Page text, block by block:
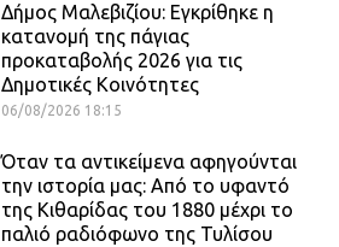
Δήμος Μαλεβιζίου: Εγκρίθηκε η
κατανομή της πάγιας
προκαταβολής 2026 για τις
Δημοτικές Κοινότητες
06/08/2026 18:15
Όταν τα αντικείμενα αφηγούνται
την ιστορία μας: Από το υφαντό
της Κιθαρίδας του 1880 μέχρι το
παλιό ραδιόφωνο της Τυλίσου